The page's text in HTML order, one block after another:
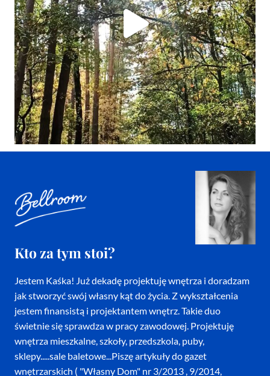
Kto za tym stoi?
Jestem Kaśka! Już dekadę projektuję wnętrza i doradzam
jak stworzyć swój własny kąt do życia. Z wykształcenia
jestem finansistą i projektantem wnętrz. Takie duo
świetnie się sprawdza w pracy zawodowej. Projektuję
wnętrza mieszkalne, szkoły, przedszkola, puby,
sklepy.....sale baletowe...Piszę artykuły do gazet
wnętrzarskich ( "Własny Dom" nr 3/2013 , 9/2014,